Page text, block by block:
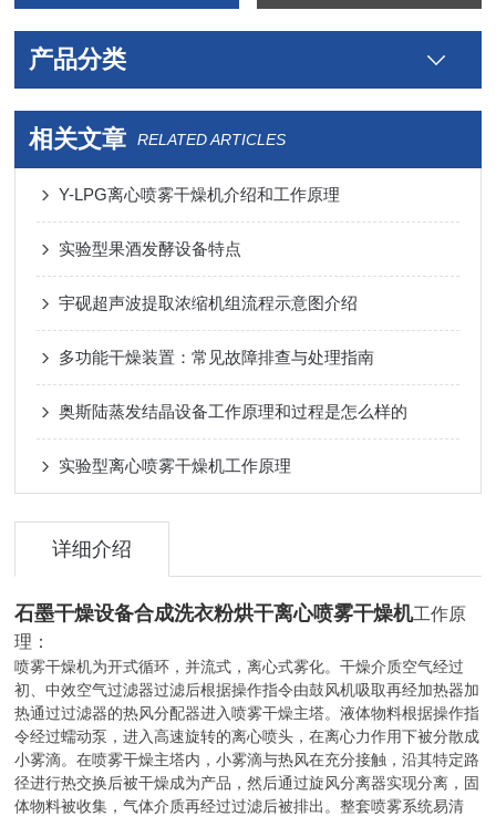
产品分类
相关文章 RELATED ARTICLES
Y-LPG离心喷雾干燥机介绍和工作原理
实验型果酒发酵设备特点
宇砚超声波提取浓缩机组流程示意图介绍
多功能干燥装置：常见故障排查与处理指南
奥斯陆蒸发结晶设备工作原理和过程是怎么样的
实验型离心喷雾干燥机工作原理
详细介绍
石墨干燥设备合成洗衣粉烘干离心喷雾干燥机工作原
理：
喷雾干燥机为开式循环，并流式，离心式雾化。干燥介质空气经过
初、中效空气过滤器过滤后根据操作指令由鼓风机吸取再经加热器加
热通过过滤器的热风分配器进入喷雾干燥主塔。液体物料根据操作指
令经过蠕动泵，进入高速旋转的离心喷头，在离心力作用下被分散成
小雾滴。在喷雾干燥主塔内，小雾滴与热风在充分接触，沿其特定路
径进行热交换后被干燥成为产品，然后通过旋风分离器实现分离，固
体物料被收集，气体介质再经过过滤后被排出。整套喷雾系统易清